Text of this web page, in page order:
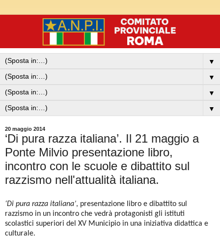
▼
▼
▼
▼
20 maggio 2014
‘Di pura razza italiana’. Il 21 maggio a
Ponte Milvio presentazione libro,
incontro con le scuole e dibattito sul
razzismo nell'attualità italiana.
‘Di pura razza italiana’, presentazione libro e dibattito sul
razzismo in un incontro che vedrà protagonisti gli istituti
scolastici superiori del XV Municipio in una iniziativa didattica e
culturale.